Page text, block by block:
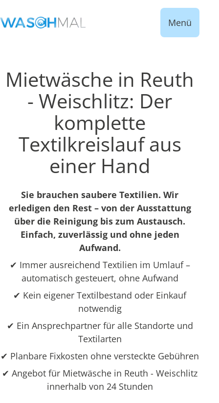
Menü
Mietwäsche in Reuth
- Weischlitz: Der
komplette
Textilkreislauf aus
einer Hand
Sie brauchen saubere Textilien. Wir
erledigen den Rest – von der Ausstattung
über die Reinigung bis zum Austausch.
Einfach, zuverlässig und ohne jeden
Aufwand.
✔ Immer ausreichend Textilien im Umlauf –
automatisch gesteuert, ohne Aufwand
✔ Kein eigener Textilbestand oder Einkauf
notwendig
✔ Ein Ansprechpartner für alle Standorte und
Textilarten
✔ Planbare Fixkosten ohne versteckte Gebühren
✔ Angebot für Mietwäsche in Reuth - Weischlitz
innerhalb von 24 Stunden